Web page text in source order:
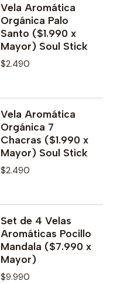
Vela Aromática
Orgánica Palo
Santo ($1.990 x
Mayor) Soul Stick
$2.490
Vela Aromática
Orgánica 7
Chacras ($1.990 x
Mayor) Soul Stick
$2.490
Set de 4 Velas
Aromáticas Pocillo
Mandala ($7.990 x
Mayor)
$9.990